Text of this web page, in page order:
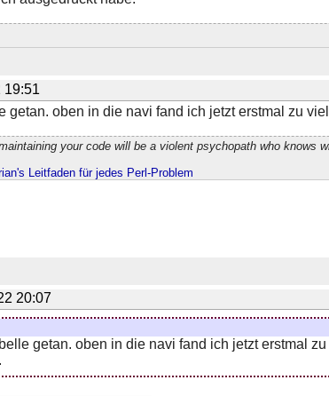
19:51
getan. oben in die navi fand ich jetzt erstmal zu
your code will be a violent psychopath who knows
Leitfaden für jedes Perl-Problem
20:07
getan. oben in die navi fand ich jetzt erstmal